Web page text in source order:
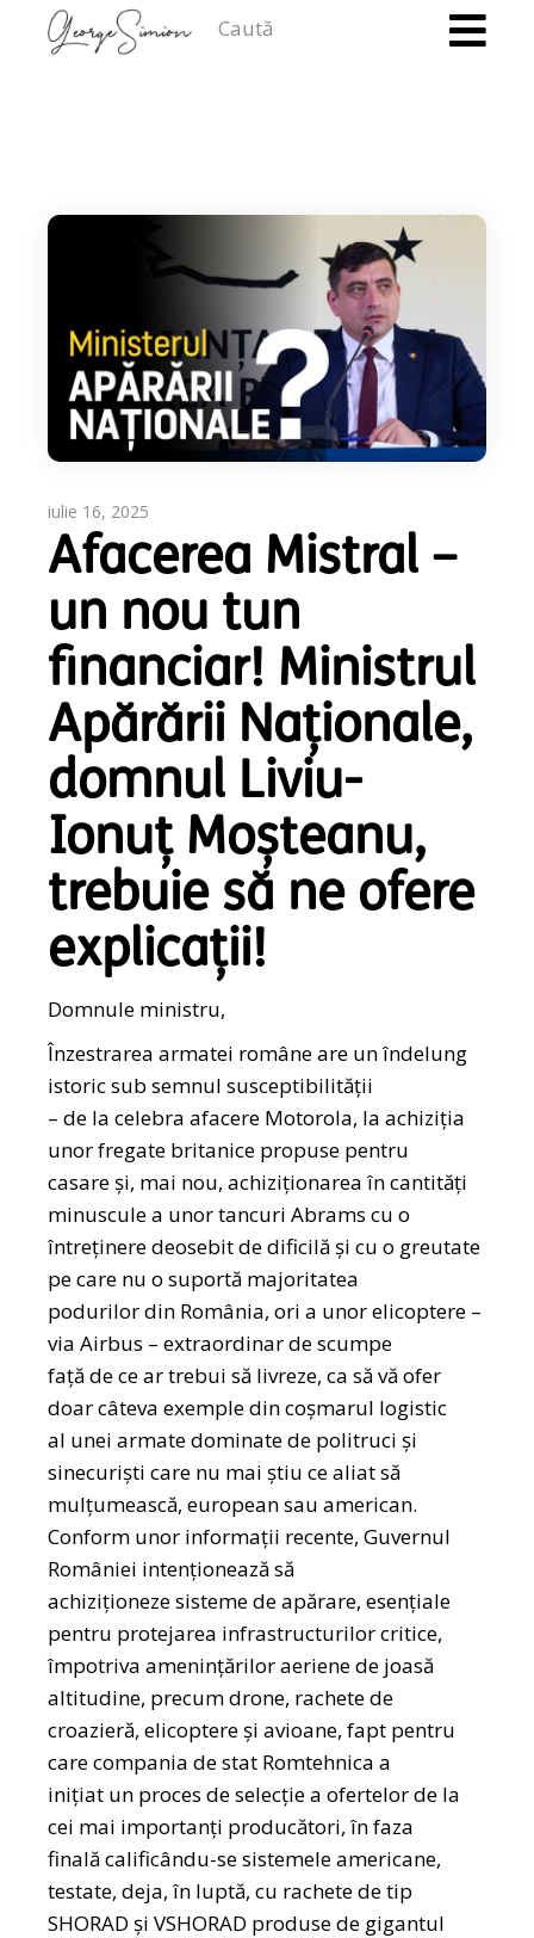
iulie 16, 2025
Afacerea Mistral –
un nou tun
financiar! Ministrul
Apărării Naționale,
domnul Liviu-
Ionuț Moșteanu,
trebuie să ne ofere
explicații!
Domnule ministru,
Înzestrarea armatei române are un îndelung
istoric sub semnul susceptibilității
– de la celebra afacere Motorola, la achiziția
unor fregate britanice propuse pentru
casare și, mai nou, achiziționarea în cantități
minuscule a unor tancuri Abrams cu o
întreținere deosebit de dificilă și cu o greutate
pe care nu o suportă majoritatea
podurilor din România, ori a unor elicoptere –
via Airbus – extraordinar de scumpe
față de ce ar trebui să livreze, ca să vă ofer
doar câteva exemple din coșmarul logistic
al unei armate dominate de politruci și
sinecuriști care nu mai știu ce aliat să
mulțumească, european sau american.
Conform unor informații recente, Guvernul
României intenționează să
achiziționeze sisteme de apărare, esențiale
pentru protejarea infrastructurilor critice,
împotriva amenințărilor aeriene de joasă
altitudine, precum drone, rachete de
croazieră, elicoptere și avioane, fapt pentru
care compania de stat Romtehnica a
inițiat un proces de selecție a ofertelor de la
cei mai importanți producători, în faza
finală calificându-se sistemele americane,
testate, deja, în luptă, cu rachete de tip
SHORAD și VSHORAD produse de gigantul